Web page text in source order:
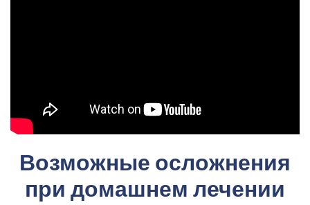
Возможные осложнения
при домашнем лечении